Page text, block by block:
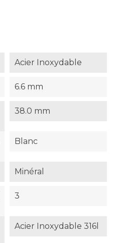
Acier Inoxydable
6.6 mm
38.0 mm
Blanc
Minéral
3
Acier Inoxydable 316l